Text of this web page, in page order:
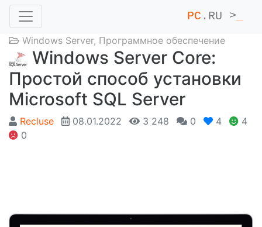
PC .RU >
Windows Server, Программное обеспечение
Windows Server Core:
Простой способ установки
Microsoft SQL Server
Recluse 08.01.2022 3 248 0 4
4
0